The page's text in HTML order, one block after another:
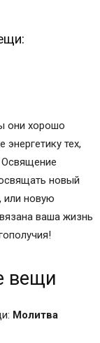
они хорошо
тех,
Освящение
новый
или новую
ваша жизнь
вещи
Молитва